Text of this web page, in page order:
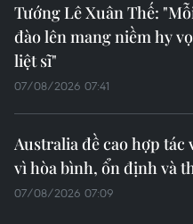
Tướng Lê Xuân Thế:
đào lên mang niềm hy
liệt sĩ"
07/08/2026 07:41
Australia đề cao hợp tác
vì hòa bình, ổn định và
07/08/2026 07:09